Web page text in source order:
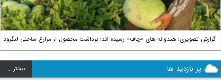
گزارش تصویری؛ هندوانه های «چاف» رسیده اند؛ برداشت محصول از مزارع ساحلی لنگرود
پر بازدید ها بيشتر ...